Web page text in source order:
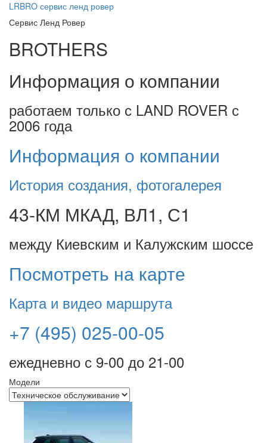
LRBRO сервис ленд ровер
Сервис Ленд Ровер
BROTHERS
Информация о компании
работаем только с LAND ROVER с
2006 года
Информация о компании
История создания, фотогалерея
43-КМ МКАД, ВЛ1, С1
между Киевским и Калужским шоссе
Посмотреть на карте
Карта и видео маршрута
+7 (495) 025-00-05
ежедневно с 9-00 до 21-00
Модели